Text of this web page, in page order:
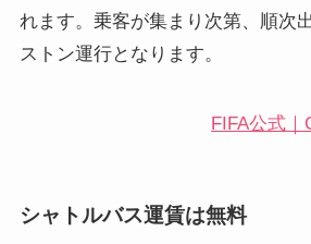
れます。乗客が集まり次第、順次
ストン運行となります。
FIFA公式｜
シャトルバス運賃は無料